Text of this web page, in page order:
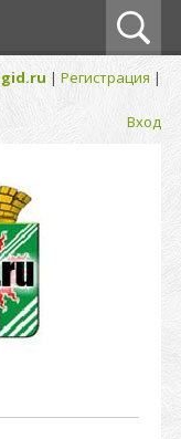
| Регистрация |
Вход